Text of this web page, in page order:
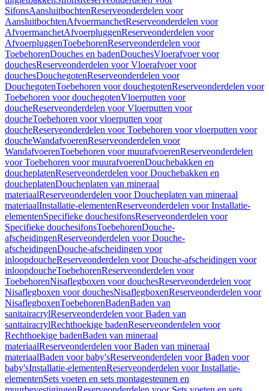
SifonsAansluitbochtenReserveonderdelen voor
AansluitbochtenAfvoermanchetReserveonderdelen voor
AfvoermanchetAfvoerpluggenReserveonderdelen voor
AfvoerpluggenToebehorenReserveonderdelen voor
ToebehorenDouches en badenDouchesVloerafvoer voor
douchesReserveonderdelen voor Vloerafvoer voor
douchesDouchegotenReserveonderdelen voor
DouchegotenToebehoren voor douchegotenReserveonderdelen voor
Toebehoren voor douchegotenVloerputten voor
doucheReserveonderdelen voor Vloerputten voor
doucheToebehoren voor vloerputten voor
doucheReserveonderdelen voor Toebehoren voor vloerputten voor
doucheWandafvoerenReserveonderdelen voor
WandafvoerenToebehoren voor muurafvoerenReserveonderdelen
voor Toebehoren voor muurafvoerenDouchebakken en
doucheplatenReserveonderdelen voor Douchebakken en
doucheplatenDoucheplaten van mineraal
materiaalReserveonderdelen voor Doucheplaten van mineraal
materiaalInstallatie-elementenReserveonderdelen voor Installatie-
elementenSpecifieke douchesifonsReserveonderdelen voor
Specifieke douchesifonsToebehorenDouche-
afscheidingenReserveonderdelen voor Douche-
afscheidingenDouche-afscheidingen voor
inloopdoucheReserveonderdelen voor Douche-afscheidingen voor
inloopdoucheToebehorenReserveonderdelen voor
ToebehorenNisaflegboxen voor douchesReserveonderdelen voor
Nisaflegboxen voor douchesNisaflegboxenReserveonderdelen voor
NisaflegboxenToebehorenBadenBaden van
sanitairacrylReserveonderdelen voor Baden van
sanitairacrylRechthoekige badenReserveonderdelen voor
Rechthoekige badenBaden van mineraal
materiaalReserveonderdelen voor Baden van mineraal
materiaalBaden voor baby'sReserveonderdelen voor Baden voor
baby'sInstallatie-elementenReserveonderdelen voor Installatie-
elementenSets voeten en sets montagesteunen en